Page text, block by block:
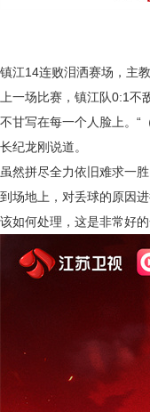
镇江14连败泪洒赛场，主
上一场比赛，镇江队0:1不
不甘写在每一个人脸上。“
长纪龙刚说道。
虽然拼尽全力依旧难求一
到场地上，对丢球的原因进
该如何处理，这是非常好